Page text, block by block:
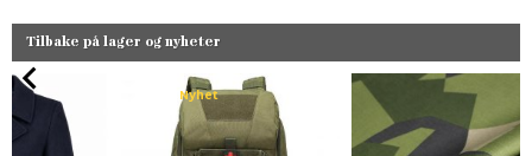
Tilbake på lager og nyheter
Nyhet